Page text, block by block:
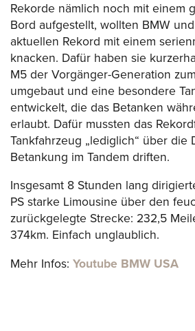
Rekorde nämlich noch mit einem
Bord aufgestellt, wollten BMW
aktuellen Rekord mit einem
knacken. Dafür haben sie
M5 der Vorgänger-Generation
umgebaut und eine besondere
entwickelt, die das Betanken
erlaubt. Dafür mussten das
Tankfahrzeug „lediglich“ über die
Betankung im Tandem driften.
Insgesamt 8 Stunden lang
PS starke Limousine über den
zurückgelegte Strecke: 232,5
374km. Einfach unglaublich.
Mehr Infos: Youtube BMW USA